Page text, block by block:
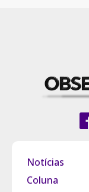
Notícias
Coluna